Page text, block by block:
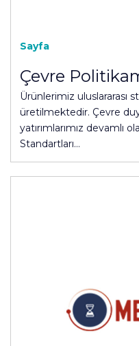
Sayfa
Çevre
Ürünlerimiz uluslararası
üretilmektedir. Çevre
yatırımlarımız devamlı
Standartları…